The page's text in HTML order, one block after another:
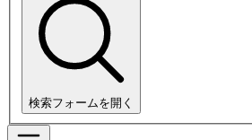
検索フォームを開く